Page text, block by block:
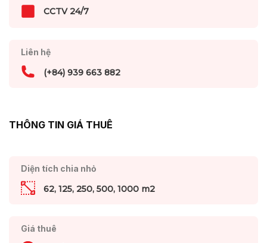
CCTV 24/7
Liên hệ
(+84) 939 663 882
THÔNG TIN GIÁ THUÊ
Diện tích chia nhỏ
62, 125, 250, 500, 1000 m2
Giá thuê